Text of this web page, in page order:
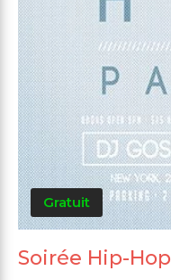
Gratuit
Soirée Hip-Hop